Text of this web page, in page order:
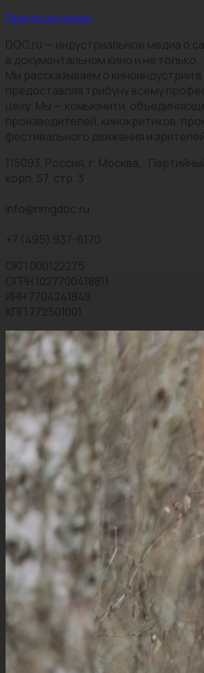
Предложи идею
DOC.ru — индустриальное медиа о
в документальном кино и не только.
Мы рассказываем о киноиндустрии
предоставляя трибуну всему
цеху. Мы — комьюнити,
производителей, кинокритиков,
фестивального движения и
115093, Россия, г. Москва,
корп. 57, стр. 3
info@nmgdoc.ru